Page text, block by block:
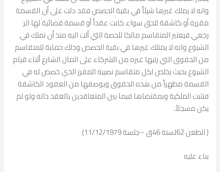
وانه لا يملك غيرها شيئاً في بقية الحصص فقد دلت على أن القسمة
مقررة أو كاشفة للحق سواء كانت عقداً أو قسمة قضائية لها اثر
رجعي فيعتبر المتقاسم مالكا للحصة التي ألت اليه منذ أن تملك في
الشيوع وانه لا يمتلك غيرها في بقية الحصص وذلك حماية للمتقاسم
من الحقوق التي رتبها غيره من الشركاء على المال الشارع أثناء قيام
الشيوع بحيث يخلص لكل متقاسم نصيبه المفرز الذي خصص له في
القسمة مطهراً من هذه الحقوق وبوصفها من العقود الكاشفة
فتثبت الملكية وبمقتضاها فيما بين المتعاقدين بالعقد ذاته ولو لم
يكن مسجلاً.
( الطعن 62لسنة 46ق –جلسة 11/12/1979)
بناء عليه